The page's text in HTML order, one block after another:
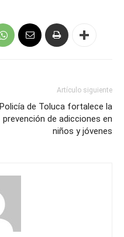
Artículo siguiente
Policía de Toluca fortalece la
prevención de adicciones en
niños y jóvenes